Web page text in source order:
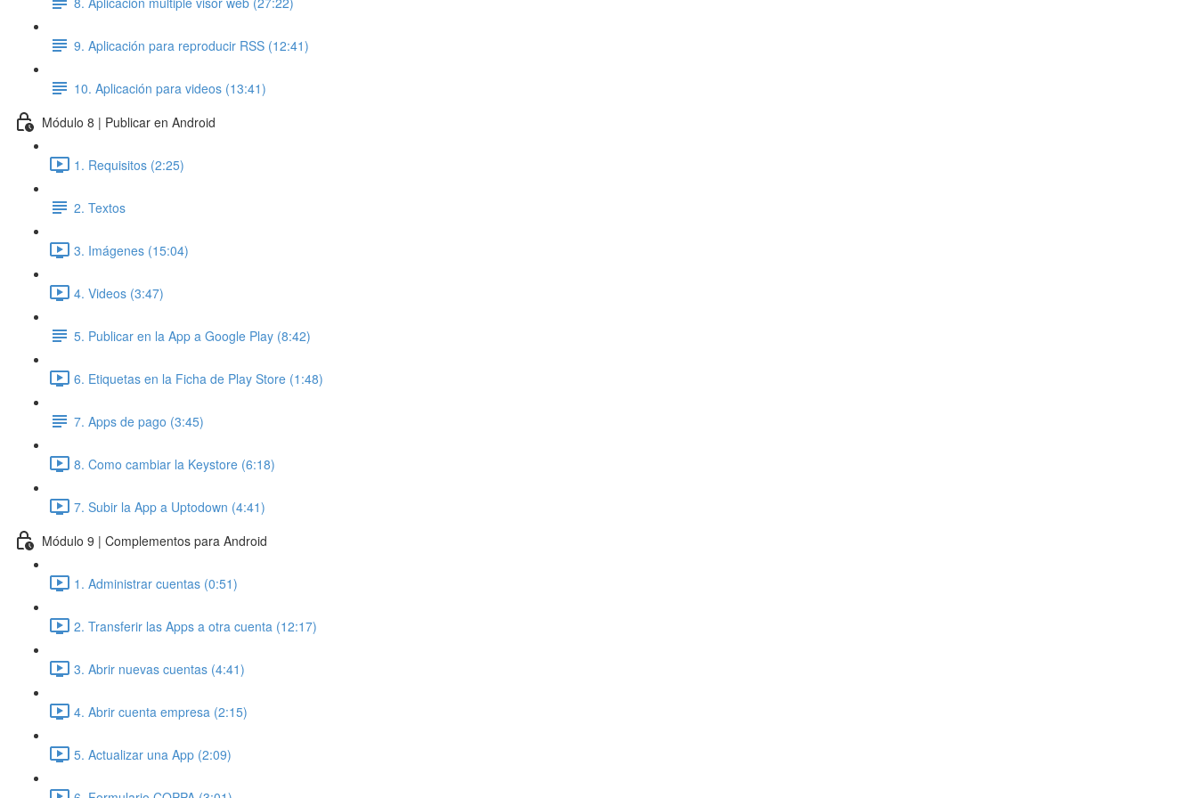
9. Aplicación para reproducir RSS (12:41)
10. Aplicación para videos (13:41)
Módulo 8 | Publicar en Android
1. Requisitos (2:25)
2. Textos
3. Imágenes (15:04)
4. Videos (3:47)
5. Publicar en la App a Google Play (8:42)
6. Etiquetas en la Ficha de Play Store (1:48)
7. Apps de pago (3:45)
8. Como cambiar la Keystore (6:18)
7. Subir la App a Uptodown (4:41)
Módulo 9 | Complementos para Android
1. Administrar cuentas (0:51)
2. Transferir las Apps a otra cuenta (12:17)
3. Abrir nuevas cuentas (4:41)
4. Abrir cuenta empresa (2:15)
5. Actualizar una App (2:09)